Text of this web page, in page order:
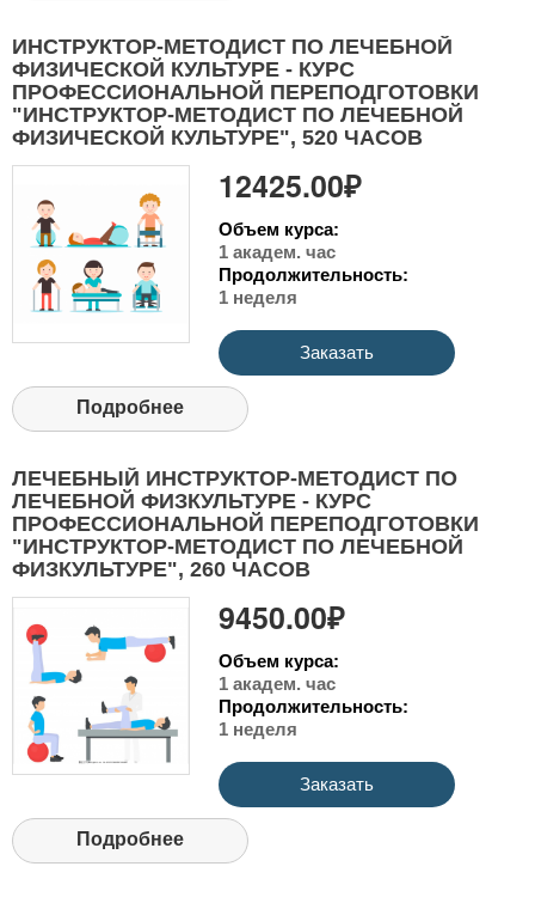
ИНСТРУКТОР-МЕТОДИСТ ПО ЛЕЧЕБНОЙ
ФИЗИЧЕСКОЙ КУЛЬТУРЕ - КУРС
ПРОФЕССИОНАЛЬНОЙ ПЕРЕПОДГОТОВКИ
"ИНСТРУКТОР-МЕТОДИСТ ПО ЛЕЧЕБНОЙ
ФИЗИЧЕСКОЙ КУЛЬТУРЕ", 520 ЧАСОВ
12425.00₽
Объем курса:
1 академ. час
Продолжительность:
1 неделя
Заказать
Подробнее
ЛЕЧЕБНЫЙ ИНСТРУКТОР-МЕТОДИСТ ПО
ЛЕЧЕБНОЙ ФИЗКУЛЬТУРЕ - КУРС
ПРОФЕССИОНАЛЬНОЙ ПЕРЕПОДГОТОВКИ
"ИНСТРУКТОР-МЕТОДИСТ ПО ЛЕЧЕБНОЙ
ФИЗКУЛЬТУРЕ", 260 ЧАСОВ
9450.00₽
Объем курса:
1 академ. час
Продолжительность:
1 неделя
Заказать
Подробнее